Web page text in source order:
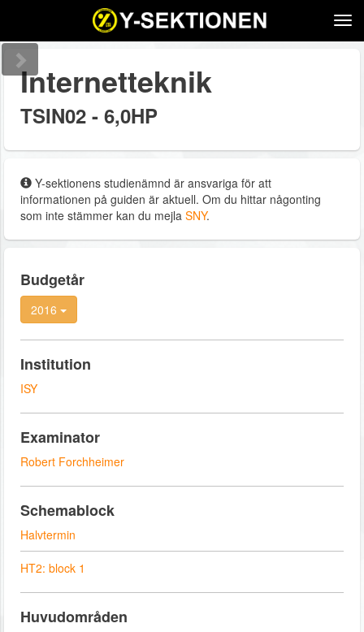
Internetteknik
TSIN02 - 6,0HP
Y-sektionens studienämnd är ansvariga för att
informationen på guiden är aktuell. Om du hittar någonting
som inte stämmer kan du mejla SNY.
Budgetår
2016
Institution
ISY
Examinator
Robert Forchheimer
Schemablock
Halvtermin
HT2: block 1
Huvudområden